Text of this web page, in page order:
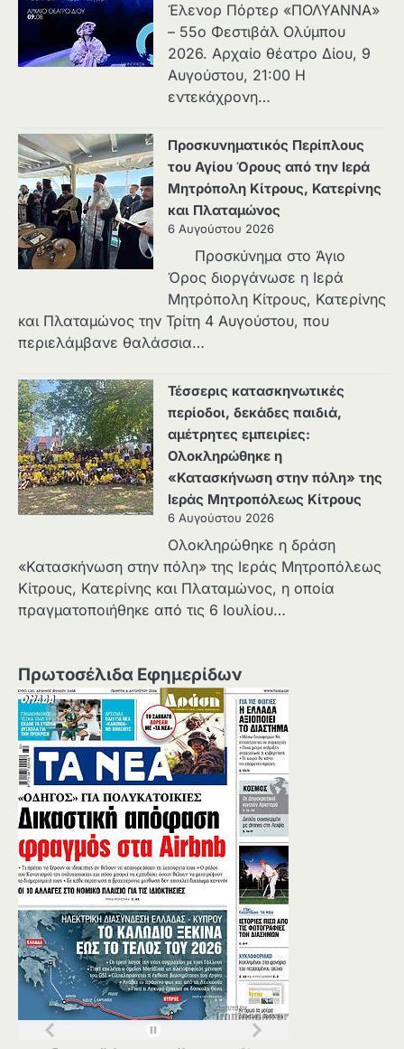
Έλενορ Πόρτερ «ΠΟΛΥΑΝΝΑ»
– 55ο Φεστιβάλ Ολύμπου
2026. Αρχαίο θέατρο Δίου, 9
Αυγούστου, 21:00 Η
εντεκάχρονη…
Προσκυνηματικός Περίπλους
του Αγίου Όρους από την Ιερά
Μητρόπολη Κίτρους, Κατερίνης
και Πλαταμώνος
6 Αυγούστου 2026
Προσκύνημα στο Άγιο
Όρος διοργάνωσε η Ιερά
Μητρόπολη Κίτρους, Κατερίνης
και Πλαταμώνος την Τρίτη 4 Αυγούστου, που
περιελάμβανε θαλάσσια…
Τέσσερις κατασκηνωτικές
περίοδοι, δεκάδες παιδιά,
αμέτρητες εμπειρίες:
Ολοκληρώθηκε η
«Κατασκήνωση στην πόλη» της
Ιεράς Μητροπόλεως Κίτρους
6 Αυγούστου 2026
Ολοκληρώθηκε η δράση
«Κατασκήνωση στην πόλη» της Ιεράς Μητροπόλεως
Κίτρους, Κατερίνης και Πλαταμώνος, η οποία
πραγματοποιήθηκε από τις 6 Ιουλίου…
Πρωτοσέλιδα Εφημερίδων